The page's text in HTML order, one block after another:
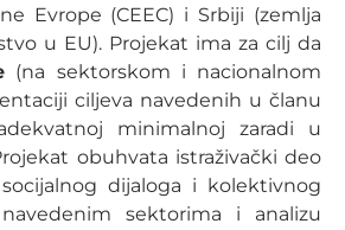
Evrope (CEEC) i Srbiji (zemlja
u EU). Projekat ima za cilj da
(na sektorskom i nacionalnom
ciljeva navedenih u članu
minimalnoj zaradi u
obuhvata istraživački deo
dijaloga i kolektivnog
sektorima i analizu